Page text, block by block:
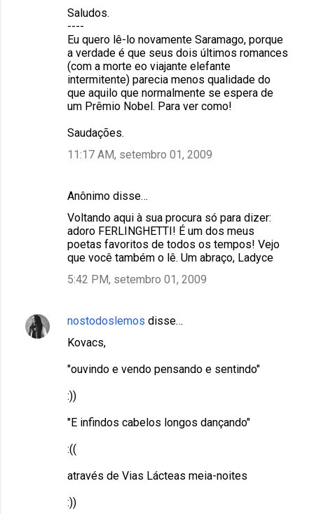
Saludos.
----
Eu quero lê-lo novamente Saramago, porque
a verdade é que seus dois últimos romances
(com a morte eo viajante elefante
intermitente) parecia menos qualidade do
que aquilo que normalmente se espera de
um Prêmio Nobel. Para ver como!
Saudações.
11:17 AM, setembro 01, 2009
Anônimo disse…
Voltando aqui à sua procura só para dizer:
adoro FERLINGHETTI! É um dos meus
poetas favoritos de todos os tempos! Vejo
que você também o lê. Um abraço, Ladyce
5:42 PM, setembro 01, 2009
nostodoslemos disse…
Kovacs,
"ouvindo e vendo pensando e sentindo"
:))
"E infindos cabelos longos dançando"
:((
através de Vias Lácteas meia-noites
:))